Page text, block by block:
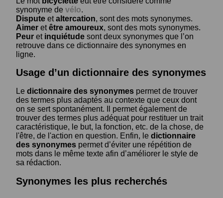
synonyme de vélo.
Dispute etaltercation, sont des mots synonymes.
Aimer etêtre amoureux, sont des mots synonymes.
Peur et inquiétude sont deux synonymes que l’on
retrouve dans ce dictionnaire des synonymes en
ligne.
Usage d’un dictionnaire des synonymes
Le dictionnaire des synonymes permet de trouver
des termes plus adaptés au contexte que ceux dont
on se sert spontanément. Il permet également de
trouver des termes plus adéquat pour restituer un trait
caractéristique, le but, la fonction, etc. de la chose, de
l'être, de l'action en question. Enfin, le dictionnaire
des synonymes permet d’éviter une répétition de
mots dans le même texte afin d’améliorer le style de
sa rédaction.
Synonymes les plus recherchés